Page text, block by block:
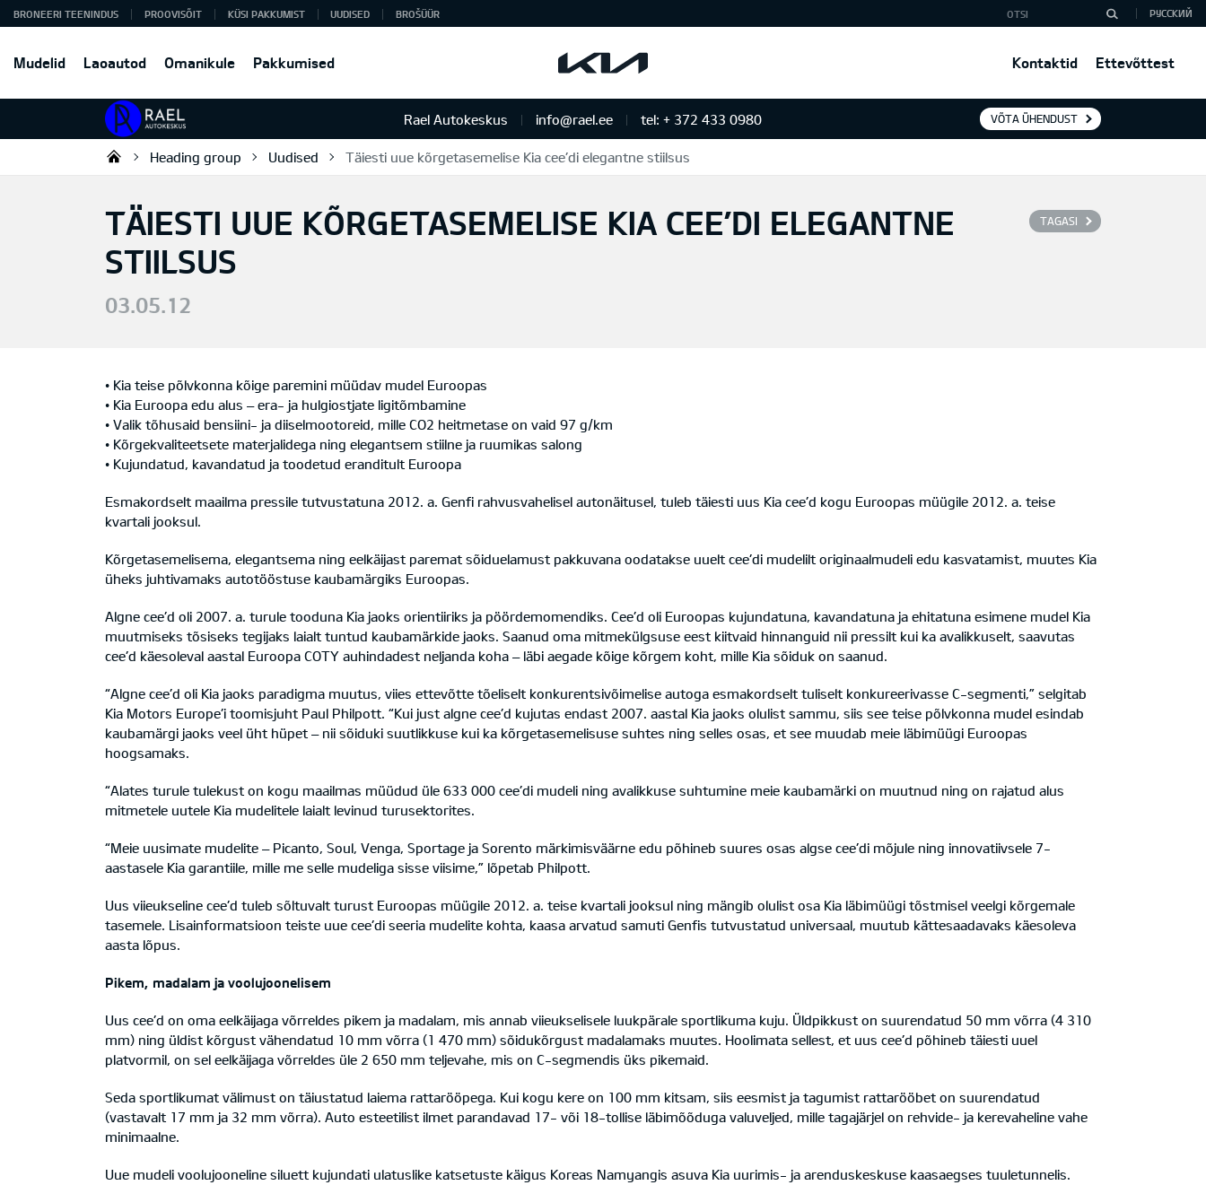
Mudelid Laoautod Omanikule Pakkumised Kontaktid Ettevõttest
BRONEERI TEENINDUS PROOVISÕIT KÜSI PAKKUMIST UUDISED BROŠÜÜR РУССКИЙ
Rael Autokeskus info@rael.ee tel: + 372 433 0980 VÕTA ÜHENDUST
Rael Autokeskus OÜ
Heading group Uudised Täiesti uue kõrgetasemelise Kia cee’di elegantne stiilsus
TAGASI
TÄIESTI UUE KÕRGETASEMELISE KIA CEE’DI ELEGANTNE
STIILSUS
03.05.12
• Kia teise põlvkonna kõige paremini müüdav mudel Euroopas
• Kia Euroopa edu alus – era- ja hulgiostjate ligitõmbamine
• Valik tõhusaid bensiini- ja diiselmootoreid, mille CO2 heitmetase on vaid 97 g/km
• Kõrgekvaliteetsete materjalidega ning elegantsem stiilne ja ruumikas salong
• Kujundatud, kavandatud ja toodetud eranditult Euroopa
Esmakordselt maailma pressile tutvustatuna 2012. a. Genfi rahvusvahelisel autonäitusel, tuleb täiesti uus Kia cee’d kogu Euroopas müügile 2012. a. teise
kvartali jooksul.
Kõrgetasemelisema, elegantsema ning eelkäijast paremat sõiduelamust pakkuvana oodatakse uuelt cee’di mudelilt originaalmudeli edu kasvatamist, muutes Kia
üheks juhtivamaks autotööstuse kaubamärgiks Euroopas.
Algne cee’d oli 2007. a. turule tooduna Kia jaoks orientiiriks ja pöördemomendiks. Cee’d oli Euroopas kujundatuna, kavandatuna ja ehitatuna esimene mudel Kia
muutmiseks tõsiseks tegijaks laialt tuntud kaubamärkide jaoks. Saanud oma mitmekülgsuse eest kiitvaid hinnanguid nii pressilt kui ka avalikkuselt, saavutas
cee’d käesoleval aastal Euroopa COTY auhindadest neljanda koha – läbi aegade kõige kõrgem koht, mille Kia sõiduk on saanud.
“Algne cee’d oli Kia jaoks paradigma muutus, viies ettevõtte tõeliselt konkurentsivõimelise autoga esmakordselt tuliselt konkureerivasse C-segmenti,” selgitab
Kia Motors Europe’i toomisjuht Paul Philpott. “Kui just algne cee’d kujutas endast 2007. aastal Kia jaoks olulist sammu, siis see teise põlvkonna mudel esindab
kaubamärgi jaoks veel üht hüpet – nii sõiduki suutlikkuse kui ka kõrgetasemelisuse suhtes ning selles osas, et see muudab meie läbimüügi Euroopas
hoogsamaks.
“Alates turule tulekust on kogu maailmas müüdud üle 633 000 cee’di mudeli ning avalikkuse suhtumine meie kaubamärki on muutnud ning on rajatud alus
mitmetele uutele Kia mudelitele laialt levinud turusektorites.
“Meie uusimate mudelite – Picanto, Soul, Venga, Sportage ja Sorento märkimisväärne edu põhineb suures osas algse cee’di mõjule ning innovatiivsele 7-
aastasele Kia garantiile, mille me selle mudeliga sisse viisime,” lõpetab Philpott.
Uus viieukseline cee’d tuleb sõltuvalt turust Euroopas müügile 2012. a. teise kvartali jooksul ning mängib olulist osa Kia läbimüügi tõstmisel veelgi kõrgemale
tasemele. Lisainformatsioon teiste uue cee’di seeria mudelite kohta, kaasa arvatud samuti Genfis tutvustatud universaal, muutub kättesaadavaks käesoleva
aasta lõpus.
Pikem, madalam ja voolujoonelisem
Uus cee’d on oma eelkäijaga võrreldes pikem ja madalam, mis annab viieukselisele luukpärale sportlikuma kuju. Üldpikkust on suurendatud 50 mm võrra (4 310
mm) ning üldist kõrgust vähendatud 10 mm võrra (1 470 mm) sõidukõrgust madalamaks muutes. Hoolimata sellest, et uus cee’d põhineb täiesti uuel
platvormil, on sel eelkäijaga võrreldes üle 2 650 mm teljevahe, mis on C-segmendis üks pikemaid.
Seda sportlikumat välimust on täiustatud laiema rattarööpega. Kui kogu kere on 100 mm kitsam, siis eesmist ja tagumist rattarööbet on suurendatud
(vastavalt 17 mm ja 32 mm võrra). Auto esteetilist ilmet parandavad 17- või 18-tollise läbimõõduga valuveljed, mille tagajärjel on rehvide- ja kerevaheline vahe
minimaalne.
Uue mudeli voolujooneline siluett kujundati ulatuslike katsetuste käigus Koreas Namyangis asuva Kia uurimis- ja arenduskeskuse kaasaegses tuuletunnelis.